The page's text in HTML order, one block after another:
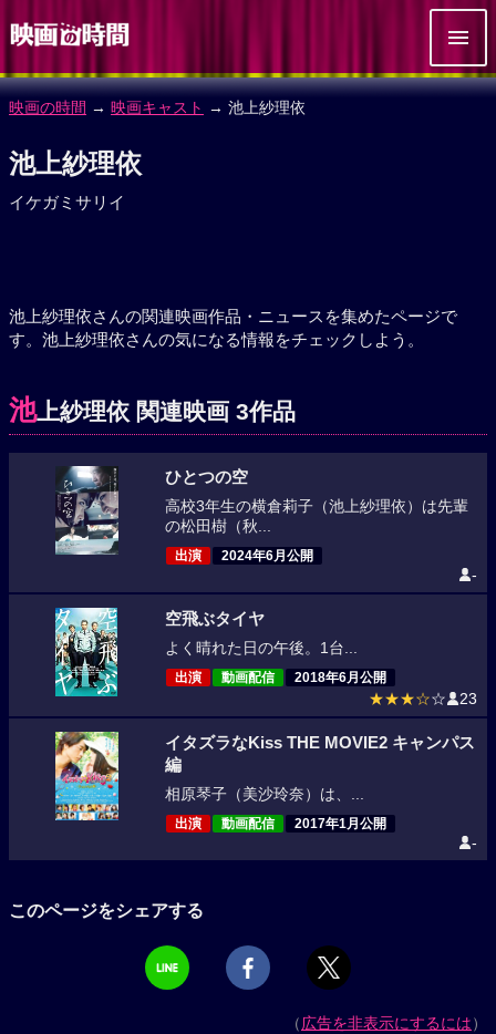
映画の時間 → 映画キャスト → 池上紗理依
池上紗理依
イケガミサリイ
池上紗理依さんの関連映画作品・ニュースを集めたページで
す。池上紗理依さんの気になる情報をチェックしよう。
池上紗理依 関連映画 3作品
ひとつの空
高校3年生の横倉莉子（池上紗理依）は先輩
の松田樹（秋...
出演 2024年6月公開
-
空飛ぶタイヤ
よく晴れた日の午後。1台...
出演 動画配信 2018年6月公開
★★★☆☆ 23
イタズラなKiss THE MOVIE2 キャンパス
編
相原琴子（美沙玲奈）は、...
出演 動画配信 2017年1月公開
-
このページをシェアする
（広告を非表示にするには）